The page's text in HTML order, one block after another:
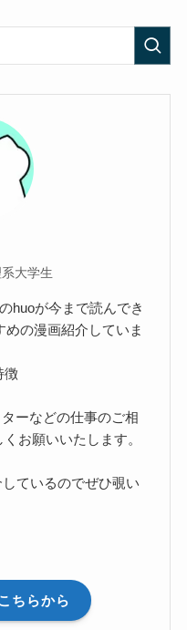
大学生
huoが今まで読んでき
めの漫画紹介していま
徴
ーなどの仕事のご相
お願いいたします。
ているのでぜひ覗い
ちらから